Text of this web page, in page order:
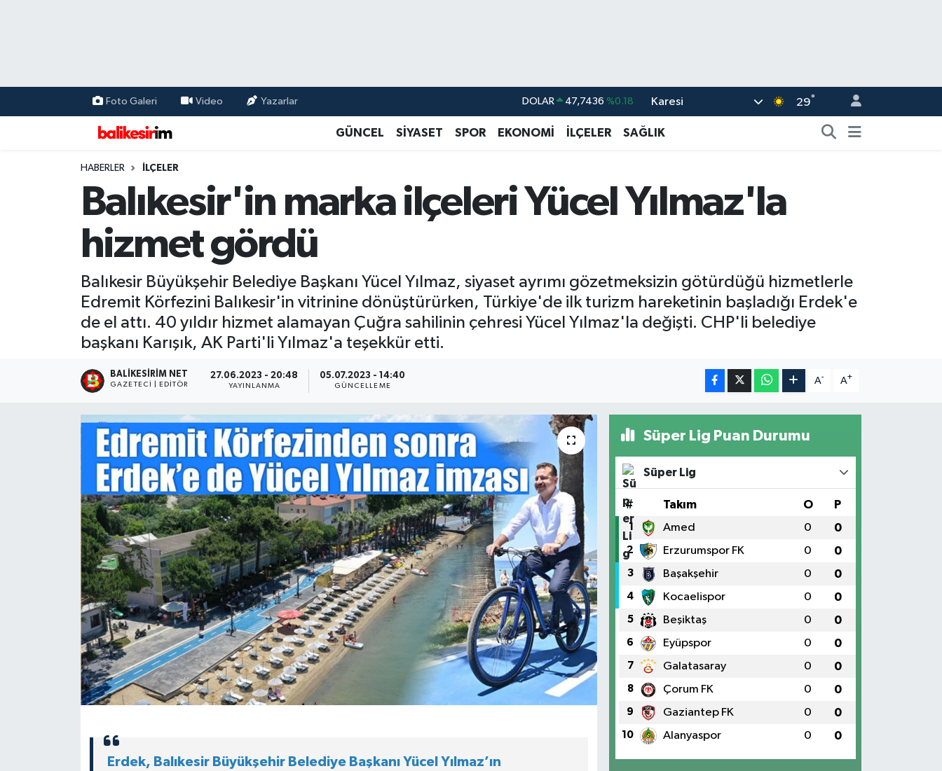
Foto Galeri Video Yazarlar DOLAR 47,7436 %0.18
EURO 55,2510 %0.32
BİST100 13.779 %-14
Karesi 29°
GÜNCEL SİYASET SPOR EKONOMİ İLÇELER SAĞLIK
HABERLER İLÇELER
Balıkesir'in marka ilçeleri Yücel Yılmaz'la
hizmet gördü
Balıkesir Büyükşehir Belediye Başkanı Yücel Yılmaz, siyaset ayrımı gözetmeksizin götürdüğü hizmetlerle
Edremit Körfezini Balıkesir'in vitrinine dönüştürürken, Türkiye'de ilk turizm hareketinin başladığı Erdek'e
de el attı. 40 yıldır hizmet alamayan Çuğra sahilinin çehresi Yücel Yılmaz'la değişti. CHP'li belediye
başkanı Karışık, AK Parti'li Yılmaz'a teşekkür etti.
BALIKESIRIM NET
GAZETECI | EDITÖR
27.06.2023 - 20:48
YAYINLANMA
05.07.2023 - 14:40
GÜNCELLEME
A- A+
Erdek, Balıkesir Büyükşehir Belediye Başkanı Yücel Yılmaz’ın
Süper Lig Puan Durumu
Süper Lig
# Takım O P
1 Amed 0 0
2 Erzurumspor FK 0 0
3 Başakşehir 0 0
4 Kocaelispor 0 0
5 Beşiktaş 0 0
6 Eyüpspor 0 0
7 Galatasaray 0 0
8 Çorum FK 0 0
9 Gaziantep FK 0 0
10 Alanyaspor 0 0